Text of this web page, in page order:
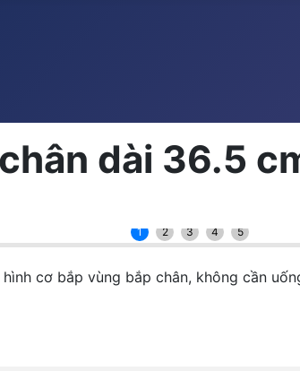
dài 36.5
1 2 3 4 5
cơ bắp vùng bắp chân, không cần